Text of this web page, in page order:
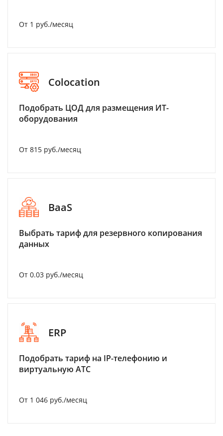
От 1 руб./месяц
Colocation
Подобрать ЦОД для размещения ИТ-
оборудования
От 815 руб./месяц
BaaS
Выбрать тариф для резервного копирования
данных
От 0.03 руб./месяц
ERP
Подобрать тариф на IP-телефонию и
виртуальную АТС
От 1 046 руб./месяц